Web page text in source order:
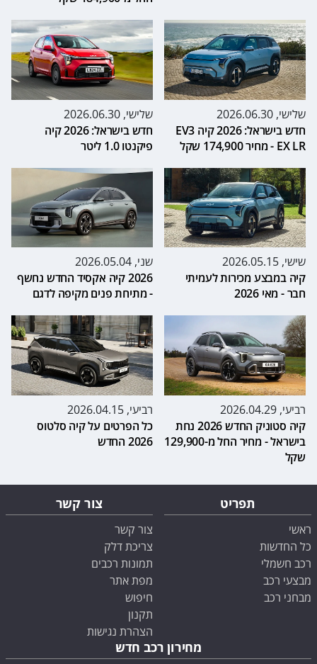
שלישי, 2026.06.30
חדש בישראל: 2026 קיה EV3
EX LR - מחיר 174,900 שקל
שלישי, 2026.06.30
חדש בישראל: 2026 קיה
פיקנטו 1.0 ליטר
שישי, 2026.05.15
קיה במבצע מכירות לעמיתי
חבר - מאי 2026
שני, 2026.05.04
2026 קיה אקסיד החדש נחשף
- מתיחת פנים מקיפה לדגם
רביעי, 2026.04.29
קיה סטוניק החדש 2026 נחת
בישראל - מחיר החל מ-129,900
שקל
רביעי, 2026.04.15
כל הפרטים על קיה סלטוס
2026 החדש
תפריט
ראשי
כל החדשות
רכב חשמלי
מבצעי רכב
מבחני רכב
צור קשר
צור קשר
צריכת דלק
תמונות רכבים
מפת אתר
חיפוש
תקנון
הצהרת נגישות
מחירון רכב חדש